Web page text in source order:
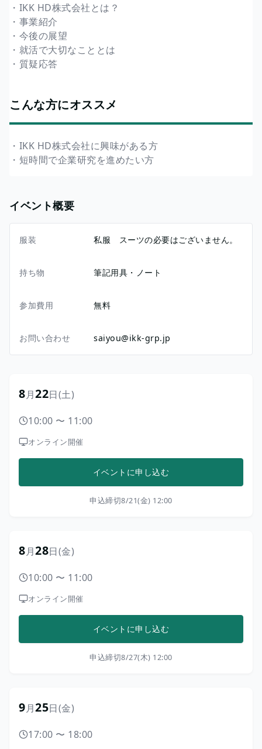
・IKK HD株式会社とは？
・事業紹介
・今後の展望
・就活で大切なこととは
・質疑応答
こんな方にオススメ
・IKK HD株式会社に興味がある方
・短時間で企業研究を進めたい方
イベント概要
服装 私服 スーツの必要はございません。
持ち物 筆記用具・ノート
参加費用 無料
お問い合わせ saiyou@ikk-grp.jp
8月22日(土)
10:00 〜 11:00
オンライン開催
イベントに申し込む
申込締切8/21(金) 12:00
8月28日(金)
10:00 〜 11:00
オンライン開催
イベントに申し込む
申込締切8/27(木) 12:00
9月25日(金)
17:00 〜 18:00